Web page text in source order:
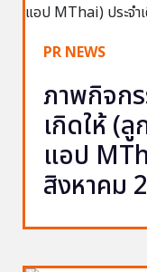
PR NEWS
ภาพกิจก
เกิดให้ (
แอป
สิงหาคม